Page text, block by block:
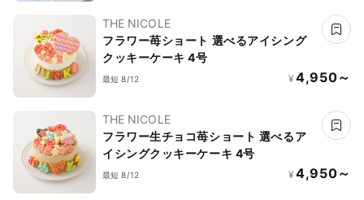
THE NICOLE
フラワー苺ショート 選べるアイシング
クッキーケーキ 4号
最短 8/12 ¥ 4,950～
THE NICOLE
フラワー生チョコ苺ショート 選べるア
イシングクッキーケーキ 4号
最短 8/12 ¥ 4,950～